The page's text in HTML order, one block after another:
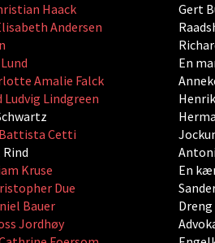
Haack
Gert
Andersen
En
Amalie Falck
Ludvig Lindgreen
Cetti
Kruse
En
Due
Bauer
Dreng
Jordhøy